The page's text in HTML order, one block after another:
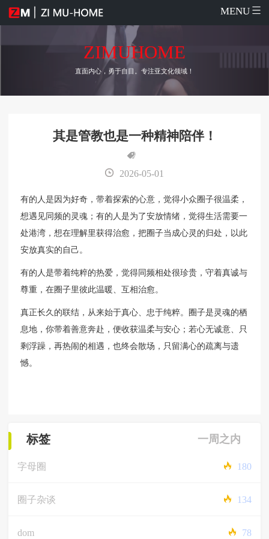
MENU
ZIMUHOME
直面内心，勇于自目。专注亚文化领域！
其是管教也是一种精神陪伴！
2026-05-01
有的人是因为好奇，带着探索的心意，觉得小众圈子很温柔，
想遇见同频的灵魂；有的人是为了安放情绪，觉得生活需要一
处港湾，想在理解里获得治愈，把圈子当成心灵的归处，以此
安放真实的自己。
有的人是带着纯粹的热爱，觉得同频相处很珍贵，守着真诚与
尊重，在圈子里彼此温暖、互相治愈。
真正长久的联结，从来始于真心、忠于纯粹。圈子是灵魂的栖
息地，你带着善意奔赴，便收获温柔与安心；若心无诚意、只
剩浮躁，再热闹的相遇，也终会散场，只留满心的疏离与遗
憾。
标签 一周之内
字母圈 180
圈子杂谈 134
dom 78